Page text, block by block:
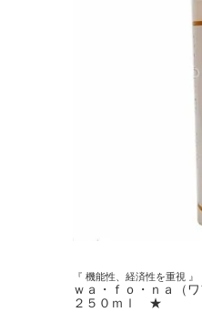
『 機能性、経済性を重視 』
ｗａ・ｆｏ・ｎａ（
２５０ｍｌ ★